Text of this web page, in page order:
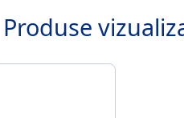
Produse